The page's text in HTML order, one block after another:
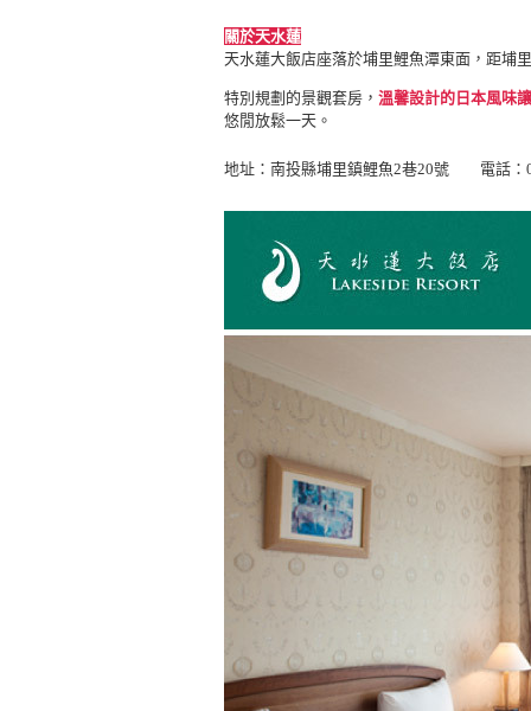
關於天水蓮
天水蓮大飯店座落於埔里鯉魚潭東面，距埔
特別規劃的景觀套房， 溫馨設計的日本風味
悠閒放鬆一天。
地址：南投縣埔里鎮鯉魚2巷20號 電話：